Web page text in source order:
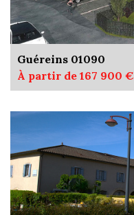
Guéreins 01090
À partir de 167 900 €